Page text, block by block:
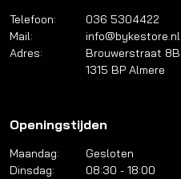
Telefoon:
036 5304422
Mail:
info@bykestore.nl
Adres:
Brouwerstraat 8B
1315 BP Almere
Openingstijden
Maandag:
Gesloten
Dinsdag:
08:30 - 18:00